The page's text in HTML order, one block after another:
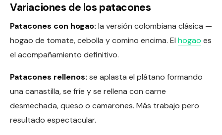
Variaciones de los patacones
Patacones con hogao: la versión colombiana clásica —
hogao de tomate, cebolla y comino encima. El hogao es
el acompañamiento definitivo.
Patacones rellenos: se aplasta el plátano formando
una canastilla, se fríe y se rellena con carne
desmechada, queso o camarones. Más trabajo pero
resultado espectacular.